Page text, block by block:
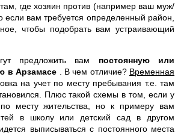
где хозяин против (например ваш муж/
если вам требуется определенный район,
чтобы подобрать вам устраивающий
предложить вам постоянную или
в Арзамасе
. В чем отличие? Временная
на учет по месту пребывания т.е. там
Плюс такой схемы в том, если у
месту жительства, но к примеру вам
в школу или детский сад в другом
выписываться с постоянного места